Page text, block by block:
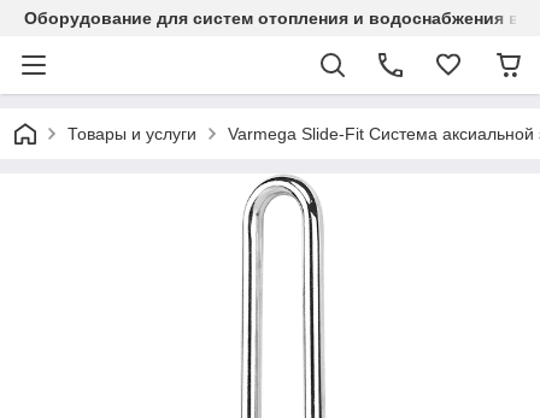
Оборудование для систем отопления и водоснабжения в
Товары и услуги Varmega Slide-Fit Система аксиальной